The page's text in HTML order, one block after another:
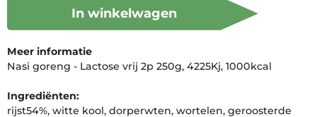
In winkelwagen
Meer informatie
Nasi goreng - Lactose vrij 2p 250g, 4225Kj, 1000kcal
Ingrediënten:
rijst54%, witte kool, dorperwten, wortelen, geroosterde